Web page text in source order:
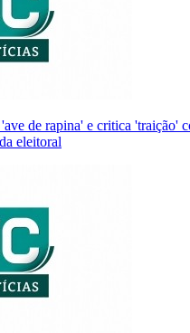
de rapina' e critica 'traição'
eleitoral